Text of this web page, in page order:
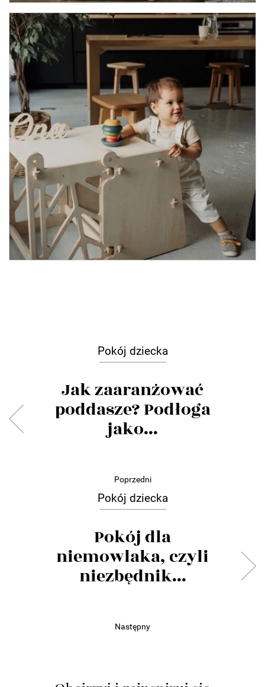
Pokój dziecka
Jak zaaranżować
poddasze? Podłoga
jako...
Poprzedni
Pokój dziecka
Pokój dla
niemowlaka, czyli
niezbędnik...
Następny